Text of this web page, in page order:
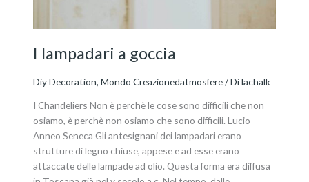
I lampadari a goccia
Diy Decoration,Mondo Creazionedatmosfere/ Dilachalk
I Chandeliers Non è perchè le cose sono difficili che non
osiamo, è perchè non osiamo che sono difficili. Lucio
Anneo Seneca Gli antesignani dei lampadari erano
strutture di legno chiuse, appese e ad esse erano
attaccate delle lampade ad olio. Questa forma era diffusa